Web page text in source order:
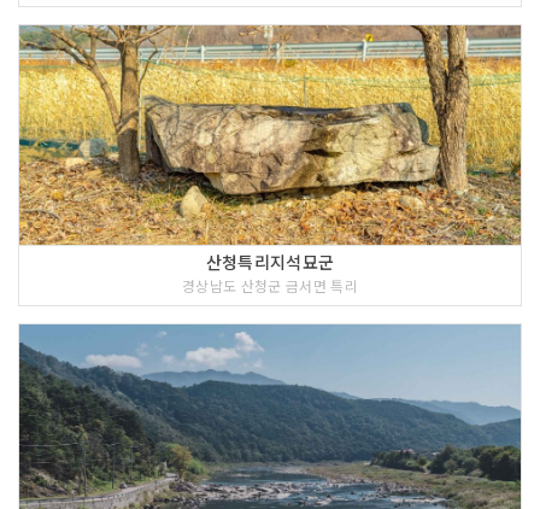
산청특리지석묘군
경상남도 산청군 금서면 특리